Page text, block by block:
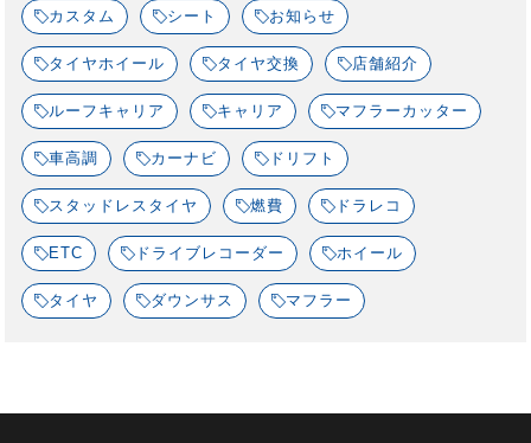
カスタム シート お知らせ
タイヤホイール タイヤ交換 店舗紹介
ルーフキャリア キャリア マフラーカッター
車高調 カーナビ ドリフト
スタッドレスタイヤ 燃費 ドラレコ
ETC ドライブレコーダー ホイール
タイヤ ダウンサス マフラー